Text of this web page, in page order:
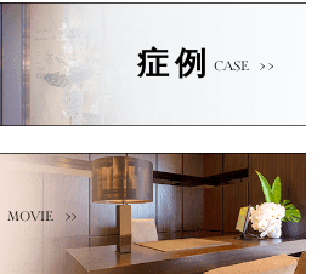
症例 CASE
MOVIE